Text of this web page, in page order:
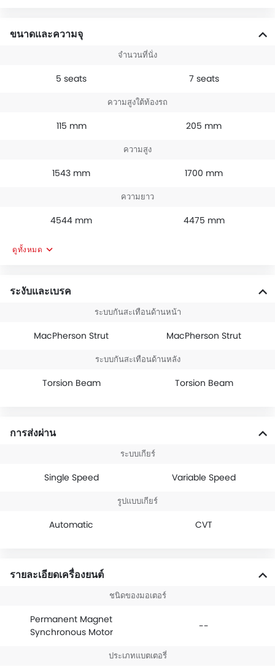
ขนาดและความจุ
จำนวนที่นั่ง
5 seats 7 seats
ความสูงใต้ท้องรถ
115 mm 205 mm
ความสูง
1543 mm 1700 mm
ความยาว
4544 mm 4475 mm
ดูทั้งหมด
ระงับและเบรค
ระบบกันสะเทือนด้านหน้า
MacPherson Strut MacPherson Strut
ระบบกันสะเทือนด้านหลัง
Torsion Beam Torsion Beam
การส่งผ่าน
ระบบเกียร์
Single Speed Variable Speed
รูปแบบเกียร์
Automatic CVT
รายละเอียดเครื่องยนต์
ชนิดของมอเตอร์
Permanent Magnet
Synchronous Motor
--
ประเภทแบตเตอรี่